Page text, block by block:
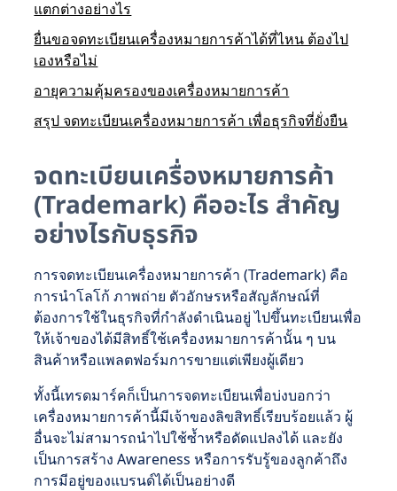
แตกต่างอย่างไร
ยื่นขอจดทะเบียนเครื่องหมายการค้าได้ที่ไหน ต้องไป
เองหรือไม่
อายุความคุ้มครองของเครื่องหมายการค้า
สรุป จดทะเบียนเครื่องหมายการค้า เพื่อธุรกิจที่ยั่งยืน
จดทะเบียนเครื่องหมายการค้า
(Trademark) คืออะไร สำคัญ
อย่างไรกับธุรกิจ
การจดทะเบียนเครื่องหมายการค้า (Trademark) คือ
การนำโลโก้ ภาพถ่าย ตัวอักษรหรือสัญลักษณ์ที่
ต้องการใช้ในธุรกิจที่กำลังดำเนินอยู่ ไปขึ้นทะเบียนเพื่อ
ให้เจ้าของได้มีสิทธิ์ใช้เครื่องหมายการค้านั้น ๆ บน
สินค้าหรือแพลตฟอร์มการขายแต่เพียงผู้เดียว
ทั้งนี้เทรดมาร์คก็เป็นการจดทะเบียนเพื่อบ่งบอกว่า
เครื่องหมายการค้านี้มีเจ้าของลิขสิทธิ์เรียบร้อยแล้ว ผู้
อื่นจะไม่สามารถนำไปใช้ซ้ำหรือดัดแปลงได้ และยัง
เป็นการสร้าง Awareness หรือการรับรู้ของลูกค้าถึง
การมีอยู่ของแบรนด์ได้เป็นอย่างดี